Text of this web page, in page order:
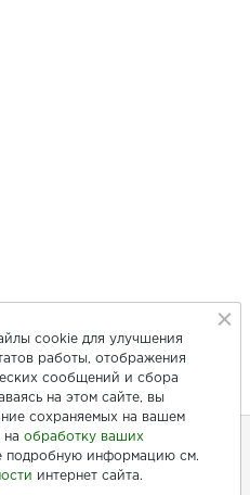
cookie для улучшения
работы, отображения
сообщений и сбора
на этом сайте, вы
сохраняемых на вашем
на обработку ваших
подробную информацию см.
интернет сайта.